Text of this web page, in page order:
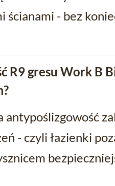
ścianami - bez
R9 gresu Work B
antypoślizgowość
- czyli łazienki